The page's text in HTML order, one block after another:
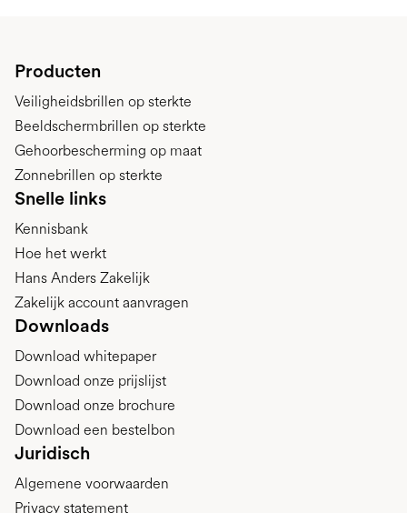
Producten
Veiligheidsbrillen op sterkte
Beeldschermbrillen op sterkte
Gehoorbescherming op maat
Zonnebrillen op sterkte
Snelle links
Kennisbank
Hoe het werkt
Hans Anders Zakelijk
Zakelijk account aanvragen
Downloads
Download whitepaper
Download onze prijslijst
Download onze brochure
Download een bestelbon
Juridisch
Algemene voorwaarden
Privacy statement